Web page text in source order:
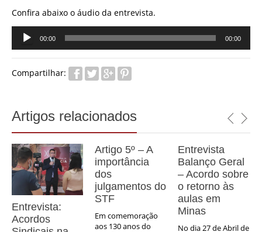
Confira abaixo o áudio da entrevista.
Tocador
áudio
00:00 00:00
Compartilhar:
Artigos relacionados
Entrevista:
Acordos
Artigo 5º – A
importância
dos
julgamentos do
STF
Em comemoração
aos 130 anos do
Entrevista
Balanço Geral
– Acordo sobre
o retorno às
aulas em
Minas
No dia 27 de Abril de